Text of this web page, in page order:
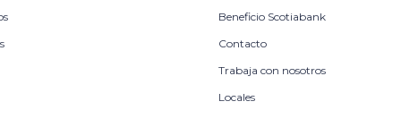
Beneficio Scotiabank
Contacto
Trabaja con nosotros
Locales